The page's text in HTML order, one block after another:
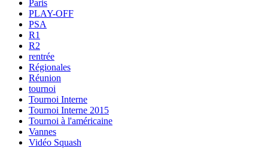
Paris
PLAY-OFF
PSA
R1
R2
rentrée
Régionales
Réunion
tournoi
Tournoi Interne
Tournoi Interne 2015
Tournoi à l'américaine
Vannes
Vidéo Squash